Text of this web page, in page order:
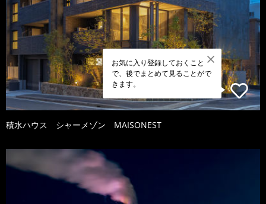
お気に入り登録しておくこと
で、後でまとめて見ることがで
きます。
積水ハウス シャーメゾン MAISONEST